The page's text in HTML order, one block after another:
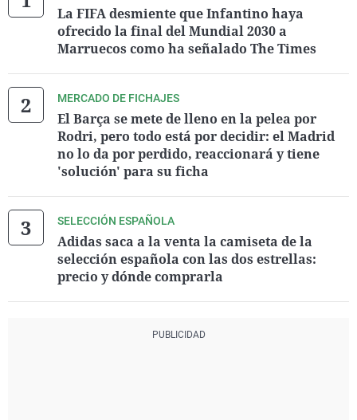
La FIFA desmiente que Infantino haya
ofrecido la final del Mundial 2030 a
Marruecos como ha señalado The Times
MERCADO DE FICHAJES
El Barça se mete de lleno en la pelea por
Rodri, pero todo está por decidir: el Madrid
no lo da por perdido, reaccionará y tiene
'solución' para su ficha
SELECCIÓN ESPAÑOLA
Adidas saca a la venta la camiseta de la
selección española con las dos estrellas:
precio y dónde comprarla